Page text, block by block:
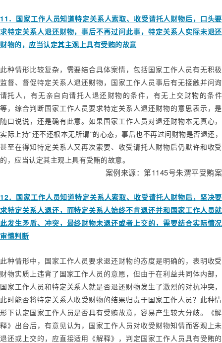
11 ．国家工作人员知道特定关系人索取、收受请托人财物后，口头要
求特定关系人退还财物，事后不再过问此事，特定关系人实际未退还
财物的，应当认定其主观上具有受贿的故意
此种情形比较复杂，需要结合具体案情，包括国家工作人员有无积极
监督、督促特定关系人退还财物，国家工作人员事后有无接触并问询
请托人，有无亲自向请托人退还财物的条件，有无上交财物的条件
等，综合判断国家工作人员要求特定关系人退还财物的意思表示，是
随口说说，还是确有此意。如果国家工作人员对退还财物本无真心，
实际上持“还不还根本无所谓”的心态，事后也不再过问财物是否退还，
甚至在得知特定关系人又再次索要、收受请托人财物后仍默许和收受
的，应当认定其主观上具有受贿的故意。
案例来源：第1145号朱渭平受贿案
12．国家工作人员知道特定关系人索取、收受请托人财物后，坚决要
求特定关系人退还，而特定关系人始终不肯退还并和国家工作人员就
此发生矛盾、冲突，最终财物未退还或者上交的，需要结合实际情况
审慎判断
此种情形中，国家工作人员要求退还财物的态度是明确的，表明收受
财物实质上违背了国家工作人员的意愿，但由于在利益共同体内部，
国家工作人员和特定关系人就是否退还财物发生了激烈的对抗冲突，
此时能否将特定关系人收受财物的结果归责于国家工作人员？此种情
形下认定国家工作人员是否具有受贿故意，容易产生较大分歧。《解
释》出台后，有意见认为，国家工作人员对收受财物知情而客观上未
退还或上交的，应直接适用《解释》，判定国家工作人员具有受贿的